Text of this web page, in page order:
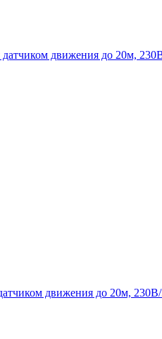
движения до 20м,
движения до 20м,